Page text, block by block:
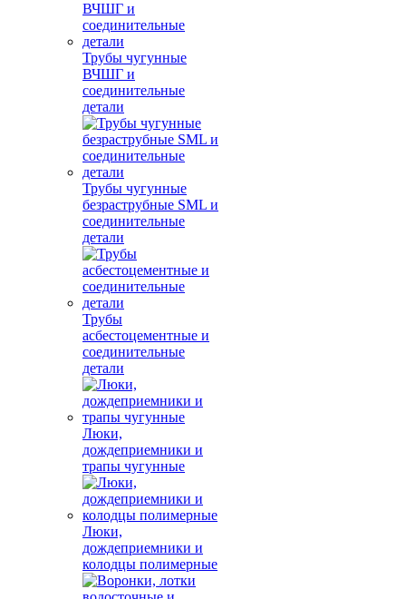
Трубы чугунные
ВЧШГ и
соединительные
детали
Трубы чугунные
безраструбные SML и
соединительные
детали
Трубы
асбестоцементные и
соединительные
детали
Люки,
дождеприемники и
трапы чугунные
Люки,
дождеприемники и
колодцы полимерные